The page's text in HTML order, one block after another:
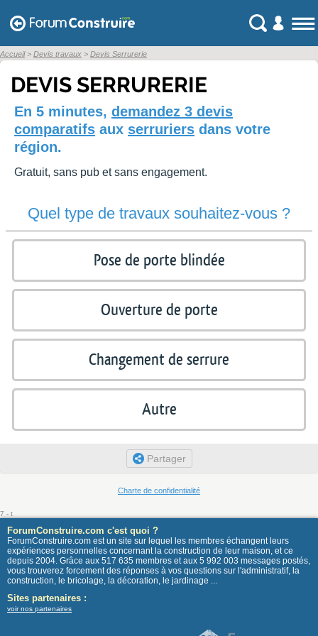
Accueil Devis travaux Devis Serrurerie
DEVIS SERRURERIE
En 5 minutes, demandez 3 devis
comparatifs aux serruriers dans votre
région.
Gratuit, sans pub et sans engagement.
Quel type de travaux souhaitez-vous ?
Pose de porte blindée
Ouverture de porte
Changement de serrure
Autre
Partager
Charte de confidentialité
7 - t
ForumConstruire.com c'est quoi ?
ForumConstruire.com est un site sur lequel les membres échangent leurs
expériences personnelles concernant la construction de leur maison, et ce
depuis 2004. Grâce aux 517 635 membres et aux 5 992 003 messages postés,
vous trouverez forcement des réponses à vos questions sur l'administratif, la
construction, le bricolage, la décoration, le jardinage ...
Sites partenaires :
voir nos partenaires